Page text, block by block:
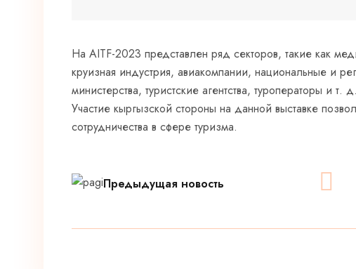
На AITF-2023 представлен ряд секторов, такие как
круизная индустрия, авиакомпании, национальные и
министерства, туристские агентства, туроператоры и т. д.
Участие кыргызской стороны на данной выставке
сотрудничества в сфере туризма.
Предыдущая новость